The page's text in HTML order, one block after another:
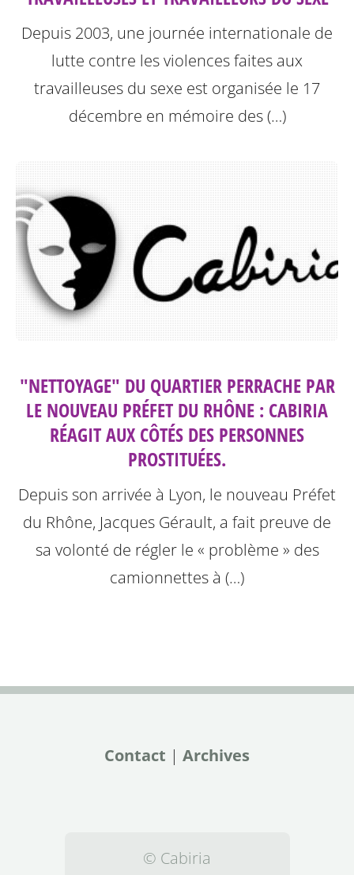
Depuis 2003, une journée internationale de
lutte contre les violences faites aux
travailleuses du sexe est organisée le 17
décembre en mémoire des (…)
"NETTOYAGE" DU QUARTIER PERRACHE PAR
LE NOUVEAU PRÉFET DU RHÔNE : CABIRIA
RÉAGIT AUX CÔTÉS DES PERSONNES
PROSTITUÉES.
Depuis son arrivée à Lyon, le nouveau Préfet
du Rhône, Jacques Gérault, a fait preuve de
sa volonté de régler le « problème » des
camionnettes à (…)
Contact | Archives
© Cabiria